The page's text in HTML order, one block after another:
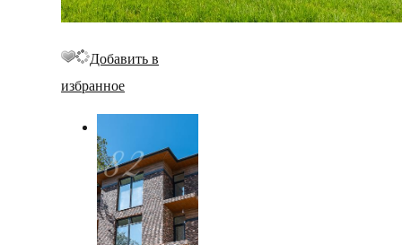
Добавить в
избранное